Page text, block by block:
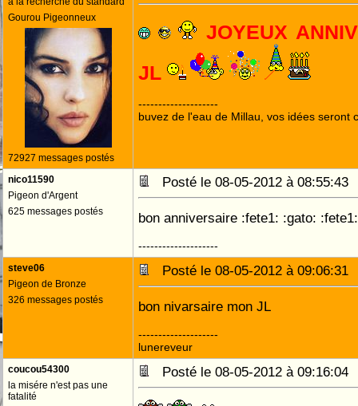
Gourou Pigeonneux
72927 messages postés
JOYEUX
JL
--------------------
buvez de l'eau de Millau, vos idées seront
nico11590
Pigeon d'Argent
625 messages postés
Posté le 08-05-2012 à
bon anniversaire :fete1: :gato: :fete1:
--------------------
steve06
Pigeon de Bronze
326 messages postés
Posté le 08-05-2012 à
bon nivarsaire mon JL
--------------------
lunereveur
coucou54300
la misére n'est pas une
fatalité
Posté le 08-05-2012 à